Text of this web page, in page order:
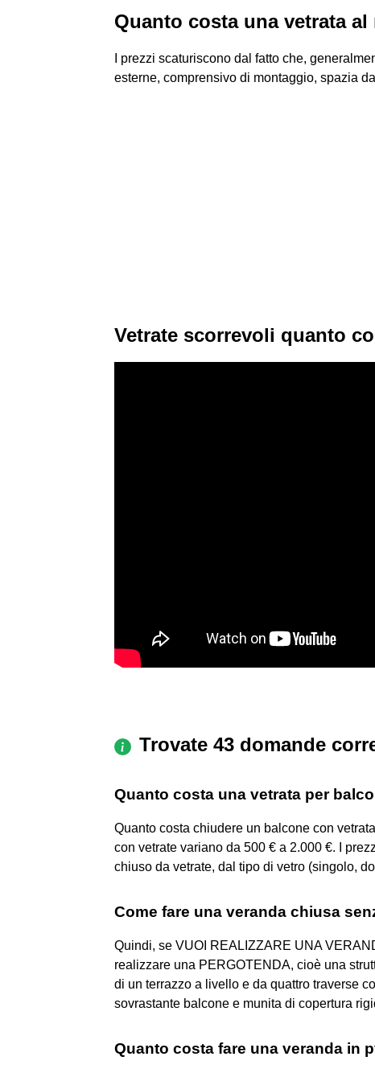
Quanto costa una vetrata
I prezzi scaturiscono dal fatto che,
esterne, comprensivo di montaggio, spazia
Vetrate scorrevoli quanto
Trovate 43 domande
Quanto costa una vetrata per
Quanto costa chiudere un balcone con
con vetrate variano da 500 € a 2.000 €. I
chiuso da vetrate, dal tipo di vetro (singolo,
Come fare una veranda chiusa
Quindi, se VUOI REALIZZARE UNA
realizzare una PERGOTENDA, cioè una
di un terrazzo a livello e da quattro traverse
sovrastante balcone e munita di copertura
Quanto costa fare una veranda in